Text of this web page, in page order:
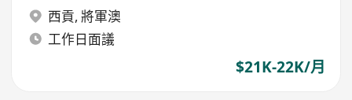
西貢, 將軍澳
工作日面議
$21K-22K/月